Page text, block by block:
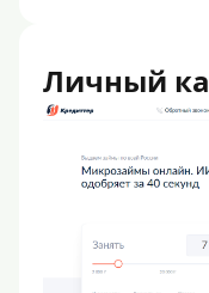
Личный